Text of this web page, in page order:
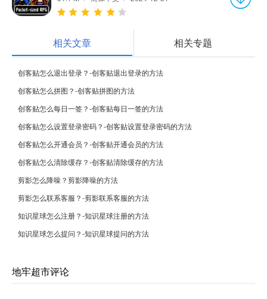
相关文章 相关专题
创客贴怎么退出登录？-创客贴退出登录的方法
创客贴怎么拼图？-创客贴拼图的方法
创客贴怎么每日一签？-创客贴每日一签的方法
创客贴怎么设置登录密码？-创客贴设置登录密码的方法
创客贴怎么开通会员？-创客贴开通会员的方法
创客贴怎么清除缓存？-创客贴清除缓存的方法
剪影怎么降噪？剪影降噪的方法
剪影怎么联系客服？-剪影联系客服的方法
知识星球怎么注册？-知识星球注册的方法
知识星球怎么提问？-知识星球提问的方法
地牢超市评论